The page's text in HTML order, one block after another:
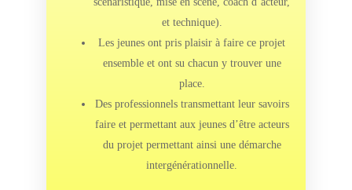
et technique).
Les jeunes ont pris plaisir à faire ce projet
ensemble et ont su chacun y trouver une
place.
Des professionnels transmettant leur savoirs
faire et permettant aux jeunes d’être acteurs
du projet permettant ainsi une démarche
intergénérationnelle.